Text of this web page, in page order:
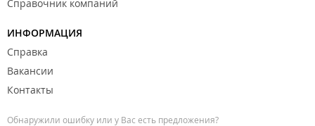
Справочник компаний
ИНФОРМАЦИЯ
Справка
Вакансии
Контакты
Обнаружили ошибку или у Вас есть предложения?